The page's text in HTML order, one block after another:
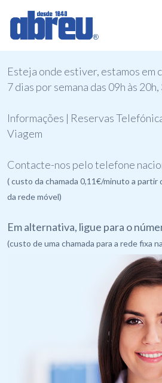
Esteja onde estiver, estamos em
7 dias por semana das 09h às
Informações | Reservas
Viagem
Contacte-nos pelo telefone
( custo da chamada 0,11€/minuto a partir
da rede móvel)
Em alternativa, ligue para o
(custo de uma chamada para a rede fixa